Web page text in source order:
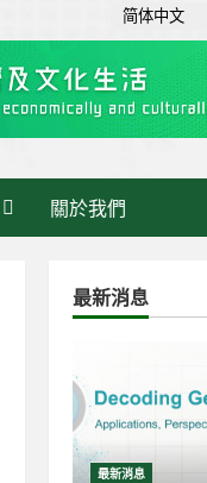
關於我們
最新消息
最新消息
简体中文